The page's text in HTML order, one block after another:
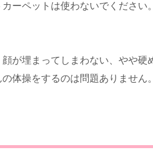
ーペットは使わないでください
が埋まってしまわない、やや硬
体操をするのは問題ありません。